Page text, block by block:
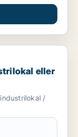
butik till salu i
eller
/